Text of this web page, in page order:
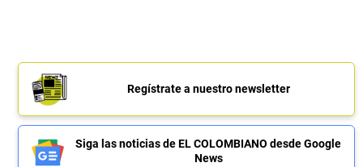
Regístrate a nuestro newsletter
Siga las noticias de EL COLOMBIANO desde Google
News